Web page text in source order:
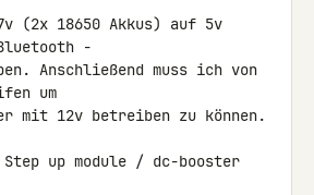
(2x 18650 Akkus) auf 5v
-
Anschließend muss ich von
um
mit 12v betreiben zu können.
up module / dc-booster